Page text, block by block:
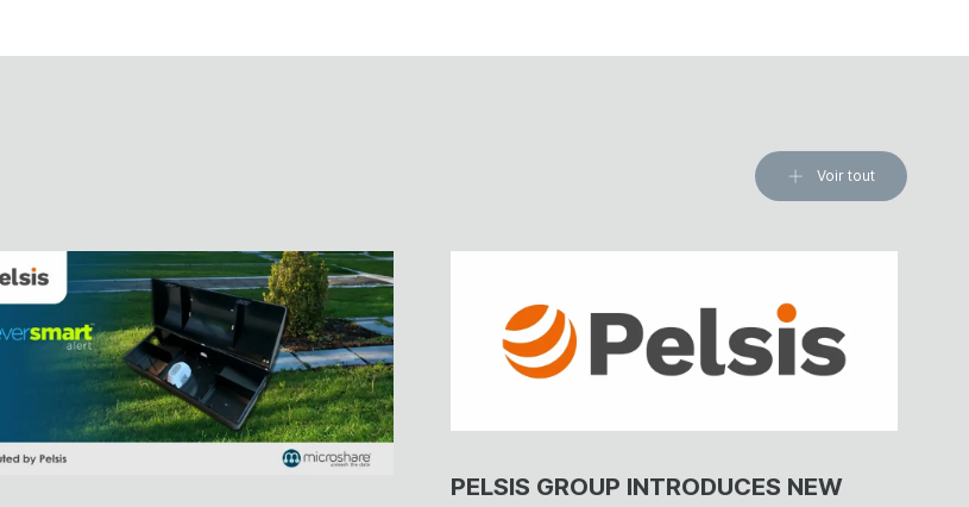
Voir tout
PELSIS GROUP INTRODUCES NEW